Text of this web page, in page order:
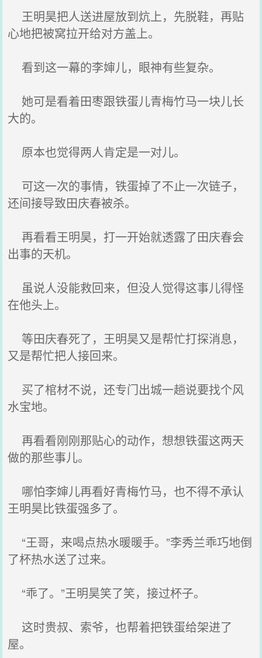
王明昊把人送进屋放到炕上，先脱鞋，再贴
心地把被窝拉开给对方盖上。
看到这一幕的李婶儿，眼神有些复杂。
她可是看着田枣跟铁蛋儿青梅竹马一块儿长
大的。
原本也觉得两人肯定是一对儿。
可这一次的事情，铁蛋掉了不止一次链子，
还间接导致田庆春被杀。
再看看王明昊，打一开始就透露了田庆春会
出事的天机。
虽说人没能救回来，但没人觉得这事儿得怪
在他头上。
等田庆春死了，王明昊又是帮忙打探消息，
又是帮忙把人接回来。
买了棺材不说，还专门出城一趟说要找个风
水宝地。
再看看刚刚那贴心的动作，想想铁蛋这两天
做的那些事儿。
哪怕李婶儿再看好青梅竹马，也不得不承认
王明昊比铁蛋强多了。
“王哥，来喝点热水暖暖手。”李秀兰乖巧地倒
了杯热水送了过来。
“乖了。”王明昊笑了笑，接过杯子。
这时贵叔、索爷，也帮着把铁蛋给架进了
屋。